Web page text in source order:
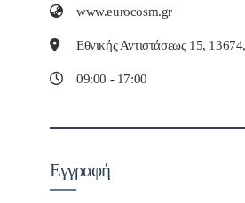
www.eurocosm.gr
Εθνικής Αντιστάσεως 15,
09:00 - 17:00
Εγγραφή